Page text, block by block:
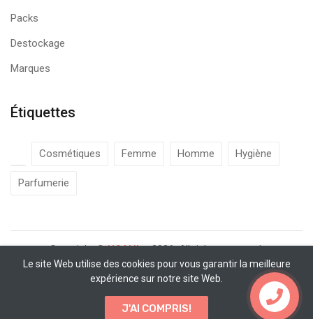
Packs
Destockage
Marques
Étiquettes
Cosmétiques Femme Homme Hygiène
Parfumerie
Copyright ©UCANbe2026. All rights reserved.
Le site Web utilise des cookies pour vous garantir la meilleure
expérience sur notre site Web.
J'AI COMPRIS! Contactez